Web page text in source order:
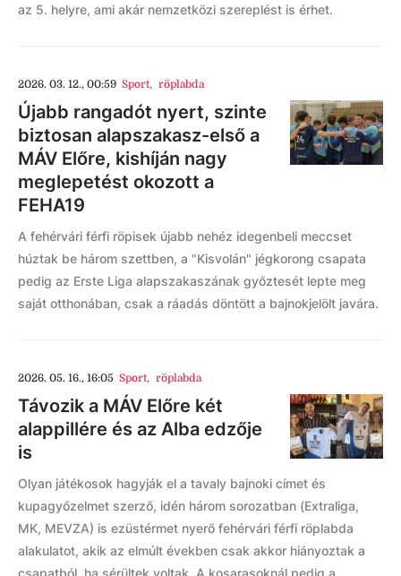
az 5. helyre, ami akár nemzetközi szereplést is érhet.
2026. 03. 12., 00:59 Sport, röplabda
Újabb rangadót nyert, szinte
biztosan alapszakasz-első a
MÁV Előre, kishíján nagy
meglepetést okozott a
FEHA19
A fehérvári férfi röpisek újabb nehéz idegenbeli meccset
húztak be három szettben, a "Kisvolán" jégkorong csapata
pedig az Erste Liga alapszakaszának győztesét lepte meg
saját otthonában, csak a ráadás döntött a bajnokjelölt javára.
2026. 05. 16., 16:05 Sport, röplabda
Távozik a MÁV Előre két
alappillére és az Alba edzője
is
Olyan játékosok hagyják el a tavaly bajnoki címet és
kupagyőzelmet szerző, idén három sorozatban (Extraliga,
MK, MEVZA) is ezüstérmet nyerő fehérvári férfi röplabda
alakulatot, akik az elmúlt években csak akkor hiányoztak a
csapatból, ha sérültek voltak. A kosarasoknál pedig a